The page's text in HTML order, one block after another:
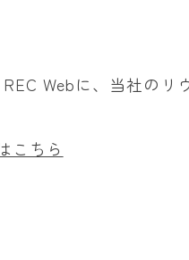
Webに、当社の
こちら